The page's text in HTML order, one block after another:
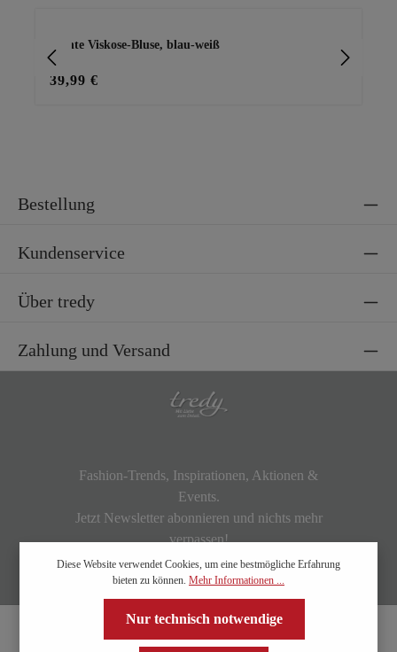
leichte Viskose-Bluse, blau-weiß
39,99 €
Bestellung
Kundenservice
Über tredy
Zahlung und Versand
Fashion-Trends, Inspirationen, Aktionen &
Events.
Jetzt Newsletter abonnieren und nichts mehr
verpassen!
Diese Website verwendet Cookies, um eine bestmögliche Erfahrung
bieten zu können. Mehr Informationen ...
Nur technisch notwendige